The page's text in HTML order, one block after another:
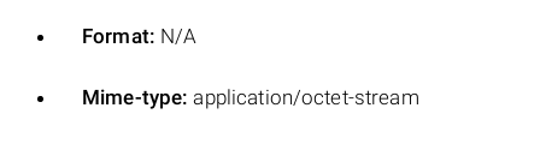
Format: N/A
Mime-type: application/octet-stream